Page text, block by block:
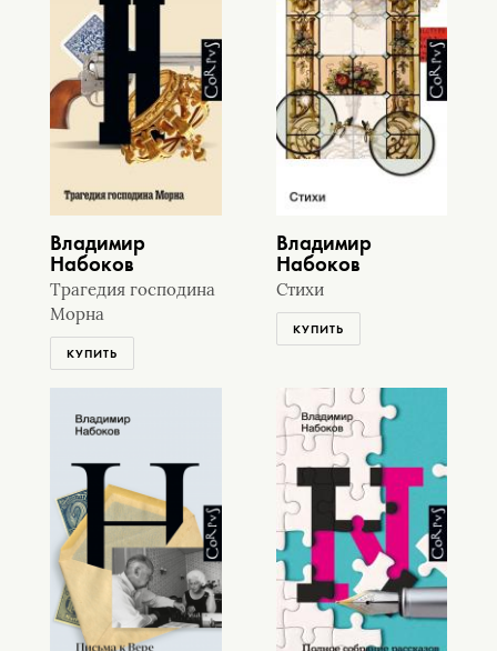
Владимир
Набоков
Трагедия господина
Морна
КУПИТЬ
Владимир
Набоков
Стихи
КУПИТЬ